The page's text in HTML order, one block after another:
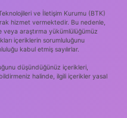
ve İletişim Kurumu (BTK)
hizmet vermektedir. Bu nedenle,
araştırma yükümlülüğümüz
içeriklerin sorumluluğunu
kabul etmiş sayılırlar.
düşündüğünüz içerikleri,
halinde, ilgili içerikler yasal